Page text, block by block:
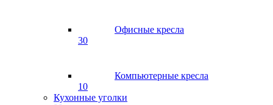
Офисные кресла
30
Компьютерные кресла
10
Кухонные уголки